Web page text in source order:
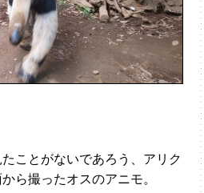
ことがないであろう、アリク
ら撮ったオスのアニモ。